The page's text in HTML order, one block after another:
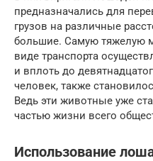
предназначались для
грузов на различные
большие. Самую тяжелую
виде транспорта
и вплоть до
человек, также
Ведь эти животные уже
частью жизни всего
Использование